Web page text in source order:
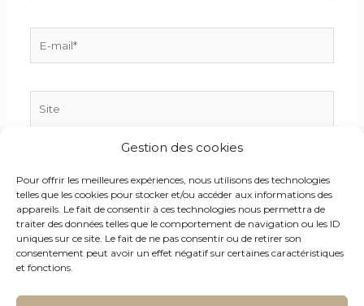
Gestion des cookies
Pour offrir les meilleures expériences, nous utilisons des technologies
telles que les cookies pour stocker et/ou accéder aux informations des
appareils. Le fait de consentir à ces technologies nous permettra de
traiter des données telles que le comportement de navigation ou les ID
uniques sur ce site. Le fait de ne pas consentir ou de retirer son
consentement peut avoir un effet négatif sur certaines caractéristiques
et fonctions.
mail*
le navigateur pour mon prochain commentaire.